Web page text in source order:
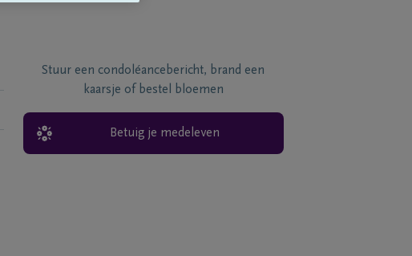
Stuur een condoléancebericht, brand een
kaarsje of bestel bloemen
Betuig je medeleven